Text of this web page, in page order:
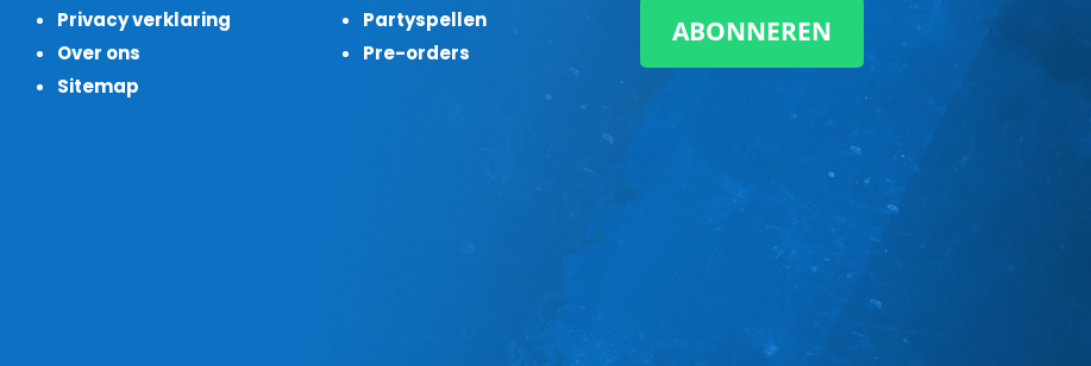
Privacy verklaring
Over ons
Sitemap
Partyspellen
Pre-orders
ABONNEREN